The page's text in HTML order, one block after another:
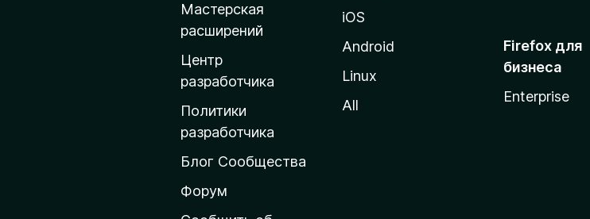
Мастерская
расширений
Центр
разработчика
Политики
разработчика
Блог Сообщества
Форум
iOS
Android
Linux
All
Firefox для
бизнеса
Enterprise